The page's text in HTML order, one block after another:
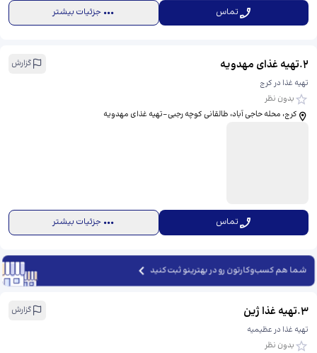
تماس جزئیات بیشتر
2
.تهیه غذای مهدویه
گزارش
تهیه غذا در کرج
بدون نظر
کرج، محله حاجی آباد، طالقانی کوچه رجبی-تهیه غذای مهدویه
تماس جزئیات بیشتر
شما هم کسب‌وکارتون رو در بهترینو ثبت کنید
3
.تهیه غذا ژین
گزارش
تهیه غذا در عظیمیه
بدون نظر